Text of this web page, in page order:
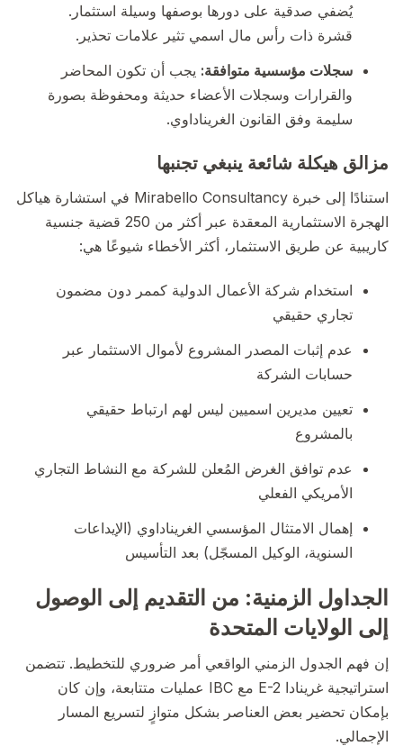
يُضفي صدقية على دورها بوصفها وسيلة استثمار.
قشرة ذات رأس مال اسمي تثير علامات تحذير.
سجلات مؤسسية متوافقة: يجب أن تكون المحاضر
والقرارات وسجلات الأعضاء حديثة ومحفوظة بصورة
سليمة وفق القانون الغريناداوي.
مزالق هيكلة شائعة ينبغي تجنبها
استنادًا إلى خبرة Mirabello Consultancy في استشارة هياكل
الهجرة الاستثمارية المعقدة عبر أكثر من 250 قضية جنسية
كاريبية عن طريق الاستثمار، أكثر الأخطاء شيوعًا هي:
استخدام شركة الأعمال الدولية كممر دون مضمون
تجاري حقيقي
عدم إثبات المصدر المشروع لأموال الاستثمار عبر
حسابات الشركة
تعيين مديرين اسميين ليس لهم ارتباط حقيقي
بالمشروع
عدم توافق الغرض المُعلن للشركة مع النشاط التجاري
الأمريكي الفعلي
إهمال الامتثال المؤسسي الغريناداوي (الإيداعات
السنوية، الوكيل المسجّل) بعد التأسيس
الجداول الزمنية: من التقديم إلى الوصول
إلى الولايات المتحدة
إن فهم الجدول الزمني الواقعي أمر ضروري للتخطيط. تتضمن
استراتيجية غرينادا E-2 مع IBC عمليات متتابعة، وإن كان
بإمكان تحضير بعض العناصر بشكل متوازٍ لتسريع المسار
الإجمالي.